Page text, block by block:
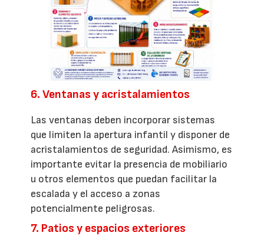
6. Ventanas y acristalamientos
Las ventanas deben incorporar sistemas
que limiten la apertura infantil y disponer de
acristalamientos de seguridad. Asimismo, es
importante evitar la presencia de mobiliario
u otros elementos que puedan facilitar la
escalada y el acceso a zonas
potencialmente peligrosas.
7. Patios y espacios exteriores